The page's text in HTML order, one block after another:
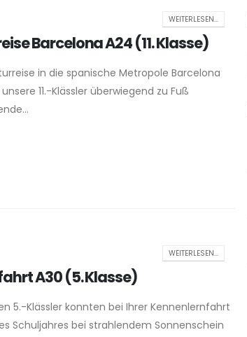
WEITERLESEN...
Barcelona A24 (11. Klasse)
in die spanische Metropole Barcelona
11.-Klässler überwiegend zu Fuß
WEITERLESEN...
A30 (5. Klasse)
5.-Klässler konnten bei Ihrer Kennenlernfahrt
Schuljahres bei strahlendem Sonnenschein